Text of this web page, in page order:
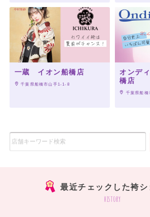
一蔵 イオン船橋店
千葉県船橋市山手1-1-8
オンデ
橋店
千葉県船
最近チェックした袴シ
history